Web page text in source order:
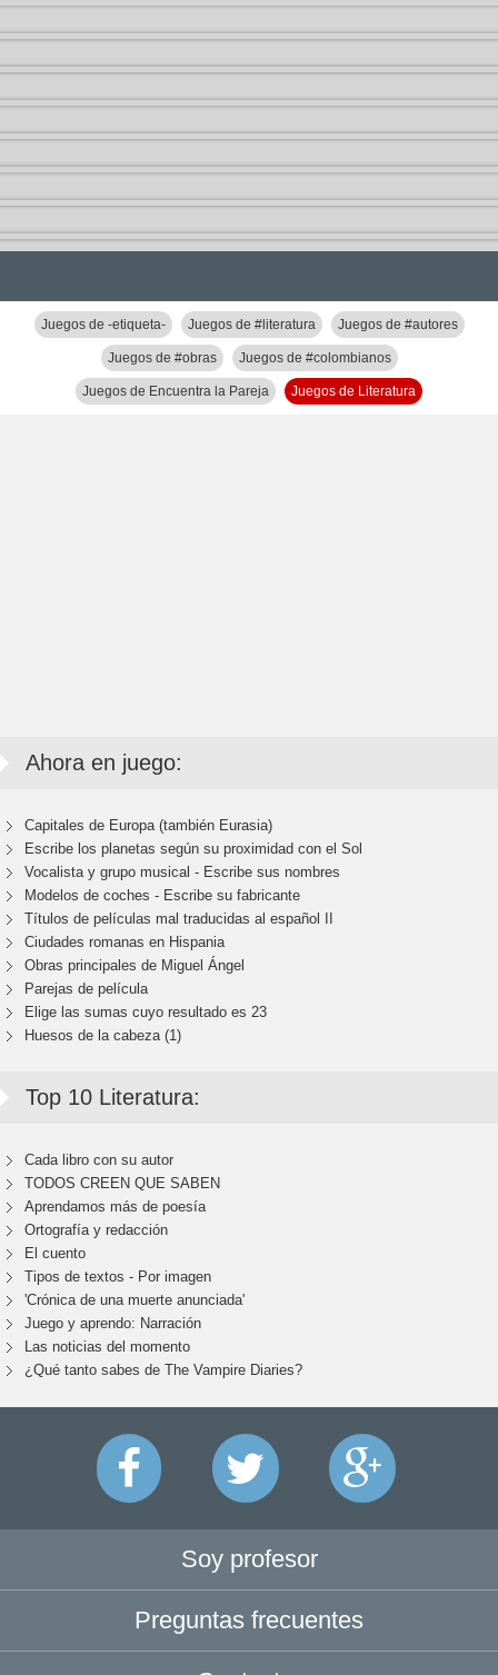
Juegos de -etiqueta- Juegos de #literatura Juegos de #autores
Juegos de #obras Juegos de #colombianos
Juegos de Encuentra la Pareja Juegos de Literatura
Ahora en juego:
Capitales de Europa (también Eurasia)
Escribe los planetas según su proximidad con el Sol
Vocalista y grupo musical - Escribe sus nombres
Modelos de coches - Escribe su fabricante
Títulos de películas mal traducidas al español II
Ciudades romanas en Hispania
Obras principales de Miguel Ángel
Parejas de película
Elige las sumas cuyo resultado es 23
Huesos de la cabeza (1)
Top 10 Literatura:
Cada libro con su autor
TODOS CREEN QUE SABEN
Aprendamos más de poesía
Ortografía y redacción
El cuento
Tipos de textos - Por imagen
'Crónica de una muerte anunciada'
Juego y aprendo: Narración
Las noticias del momento
¿Qué tanto sabes de The Vampire Diaries?
Soy profesor
Preguntas frecuentes